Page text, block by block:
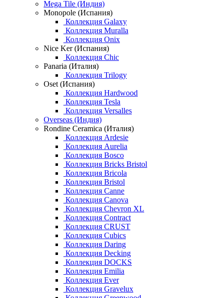
Mega Tile (Индия)
Monopole (Испания)
Коллекция Galaxy
Коллекция Muralla
Коллекция Onix
Nice Ker (Испания)
Коллекция Chic
Panaria (Италия)
Коллекция Trilogy
Oset (Испания)
Коллекция Hardwood
Коллекция Tesla
Коллекция Versalles
Overseas (Индия)
Rondine Ceramica (Италия)
Коллекция Ardesie
Коллекция Aurelia
Коллекция Bosco
Коллекция Bricks Bristol
Коллекция Bricola
Коллекция Bristol
Коллекция Canne
Коллекция Canova
Коллекция Chevron XL
Коллекция Contract
Коллекция CRUST
Коллекция Cubics
Коллекция Daring
Коллекция Decking
Коллекция DOCKS
Коллекция Emilia
Коллекция Ever
Коллекция Gravelux